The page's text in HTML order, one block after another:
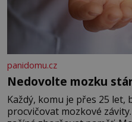
panidomu.cz
Nedovolte mozku
Každý, komu je přes 25 let,
procvičovat mozkové